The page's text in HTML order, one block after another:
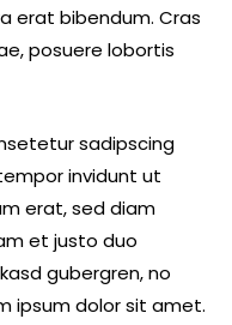
erat bibendum. Cras
posuere lobortis
sadipscing
invidunt ut
erat, sed diam
et justo duo
gubergren, no
ipsum dolor sit amet.